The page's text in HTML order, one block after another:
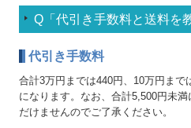
Q 「代引き手数料と送料を
代引き手数料
合計3万円までは440円、10万円まで
になります。なお、合計5,500円未
だけませんのでご了承ください。